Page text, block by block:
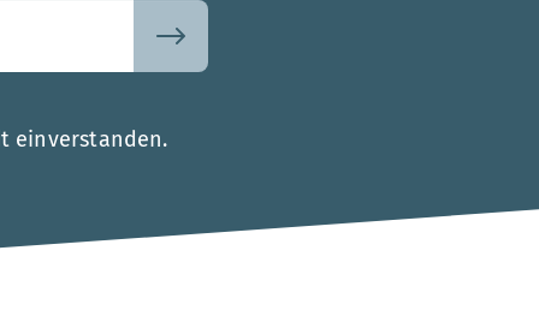
einverstanden.